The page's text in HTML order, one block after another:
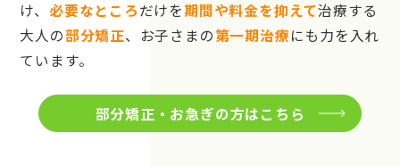
け、 必要なところだけを期間や料金を抑えて治療する
大人の部分矯正、お子さまの第一期治療にも力を入れ
ています。
部分矯正・お急ぎの方はこちら